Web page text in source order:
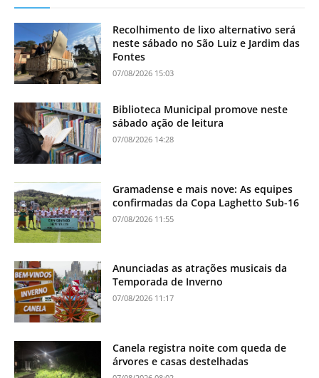
Recolhimento de lixo alternativo será
neste sábado no São Luiz e Jardim das
Fontes
07/08/2026 15:03
Biblioteca Municipal promove neste
sábado ação de leitura
07/08/2026 14:28
Gramadense e mais nove: As equipes
confirmadas da Copa Laghetto Sub-16
07/08/2026 11:55
Anunciadas as atrações musicais da
Temporada de Inverno
07/08/2026 11:17
Canela registra noite com queda de
árvores e casas destelhadas